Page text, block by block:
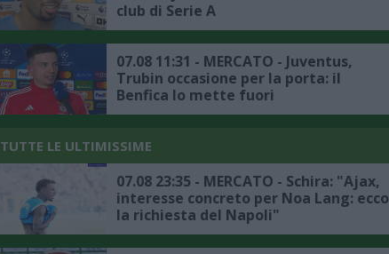
club di Serie A
07.08 11:31 - MERCATO - Juventus,
Trubin occasione per la porta: il
Benfica lo mette fuori
TUTTE LE ULTIMISSIME
07.08 23:35 - MERCATO - Schira: "Ajax,
interesse concreto per Noa Lang: ecco
la richiesta del Napoli"